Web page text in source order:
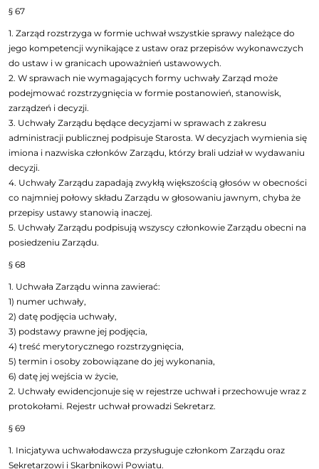
§ 67
1. Zarząd rozstrzyga w formie uchwał wszystkie sprawy należące do
jego kompetencji wynikające z ustaw oraz przepisów wykonawczych
do ustaw i w granicach upoważnień ustawowych.
2. W sprawach nie wymagających formy uchwały Zarząd może
podejmować rozstrzygnięcia w formie postanowień, stanowisk,
zarządzeń i decyzji.
3. Uchwały Zarządu będące decyzjami w sprawach z zakresu
administracji publicznej podpisuje Starosta. W decyzjach wymienia się
imiona i nazwiska członków Zarządu, którzy brali udział w wydawaniu
decyzji.
4. Uchwały Zarządu zapadają zwykłą większością głosów w obecności
co najmniej połowy składu Zarządu w głosowaniu jawnym, chyba że
przepisy ustawy stanowią inaczej.
5. Uchwały Zarządu podpisują wszyscy członkowie Zarządu obecni na
posiedzeniu Zarządu.
§ 68
1. Uchwała Zarządu winna zawierać:
1) numer uchwały,
2) datę podjęcia uchwały,
3) podstawy prawne jej podjęcia,
4) treść merytorycznego rozstrzygnięcia,
5) termin i osoby zobowiązane do jej wykonania,
6) datę jej wejścia w życie,
2. Uchwały ewidencjonuje się w rejestrze uchwał i przechowuje wraz z
protokołami. Rejestr uchwał prowadzi Sekretarz.
§ 69
1. Inicjatywa uchwałodawcza przysługuje członkom Zarządu oraz
Sekretarzowi i Skarbnikowi Powiatu.